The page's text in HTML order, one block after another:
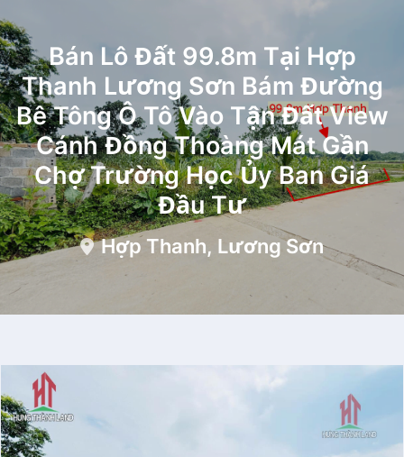
Bán Lô Đất 99.8m Tại Hợp
Thanh Lương Sơn Bám Đường
Bê Tông Ô Tô Vào Tận Đất View
Cánh Đồng Thoàng Mát Gần
Chợ Trường Học Ủy Ban Giá
Đầu Tư
Hợp Thanh, Lương Sơn